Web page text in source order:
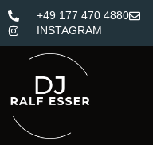
+49 177 470 4880
INSTAGRAM